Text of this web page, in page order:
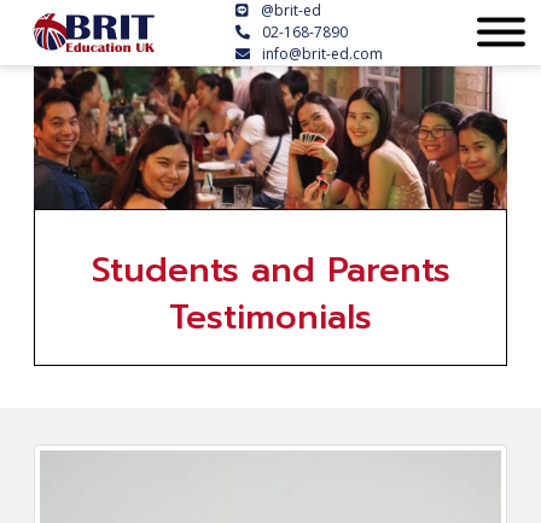
@brit-ed
02-168-7890
info@brit-ed.com
Students and Parents
Testimonials